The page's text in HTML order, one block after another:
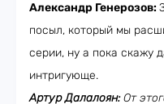
Александр Генерозов:
посыл, который мы
серии, ну а пока скажу
интригующе.
Артур Далалоян:От